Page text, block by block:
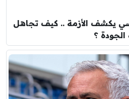
يكشف الأزمة .. كيف تجاهل
؟